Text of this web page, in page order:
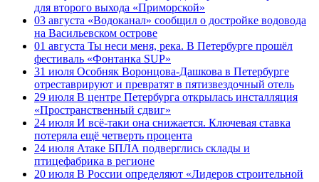
для второго выхода «Приморской»
03 августа «Водоканал» сообщил о достройке водовода
на Васильевском острове
01 августа Ты неси меня, река. В Петербурге прошёл
фестиваль «Фонтанка SUP»
31 июля Особняк Воронцова-Дашкова в Петербурге
отреставрируют и превратят в пятизвездочный отель
29 июля В центре Петербурга открылась инсталляция
«Пространственный сдвиг»
24 июля И всё-таки она снижается. Ключевая ставка
потеряла ещё четверть процента
24 июля Атаке БПЛА подверглись склады и
птицефабрика в регионе
20 июля В России определяют «Лидеров строительной